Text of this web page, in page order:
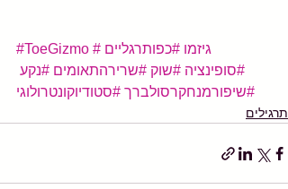
#ToeGizmo #גיזמו #כפותרגליים
#סופינציה #שוק #שרירהתאומים #נקע
#שיפורמנחקרסולברך #סטודיוקונטרולוגי
תרגילים